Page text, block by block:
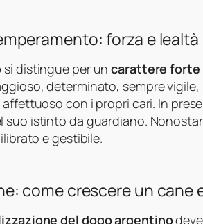
forza e lealtà
si distingue per uncarattere forte
determinato, sempre
con i propri cari. In
suo istinto da guardiano.
e gestibile.
come crescere un cane
del dogo argentino